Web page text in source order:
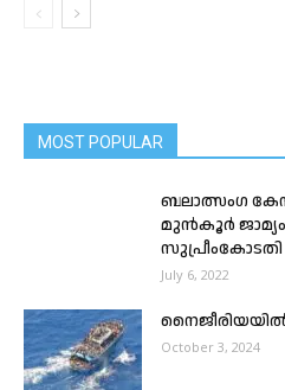
MOST POPULAR
ബലാത്സംഗ
മുന്‍കൂര്‍ ജാമ്യം
സുപ്രീംകോടതി
July 6, 2022
നൈജീരിയയിൽ
October 3, 2024